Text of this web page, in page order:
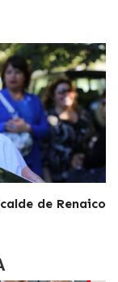
de Renaico